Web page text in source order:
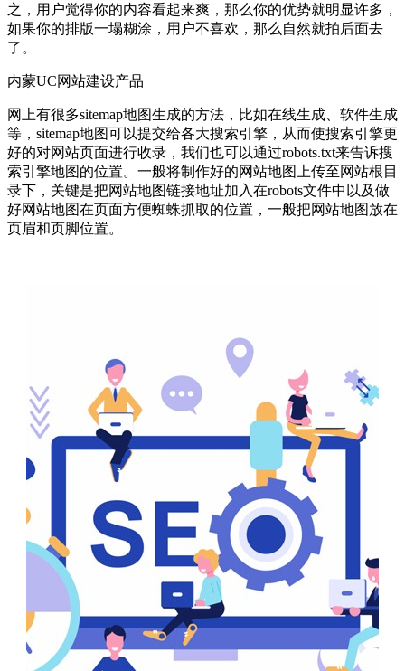
之，用户觉得你的内容看起来爽，那么你的优势就明显许多，
如果你的排版一塌糊涂，用户不喜欢，那么自然就拍后面去
了。
内蒙UC网站建设产品
网上有很多sitemap地图生成的方法，比如在线生成、软件生成
等，sitemap地图可以提交给各大搜索引擎，从而使搜索引擎更
好的对网站页面进行收录，我们也可以通过robots.txt来告诉搜
索引擎地图的位置。一般将制作好的网站地图上传至网站根目
录下，关键是把网站地图链接地址加入在robots文件中以及做
好网站地图在页面方便蜘蛛抓取的位置，一般把网站地图放在
页眉和页脚位置。